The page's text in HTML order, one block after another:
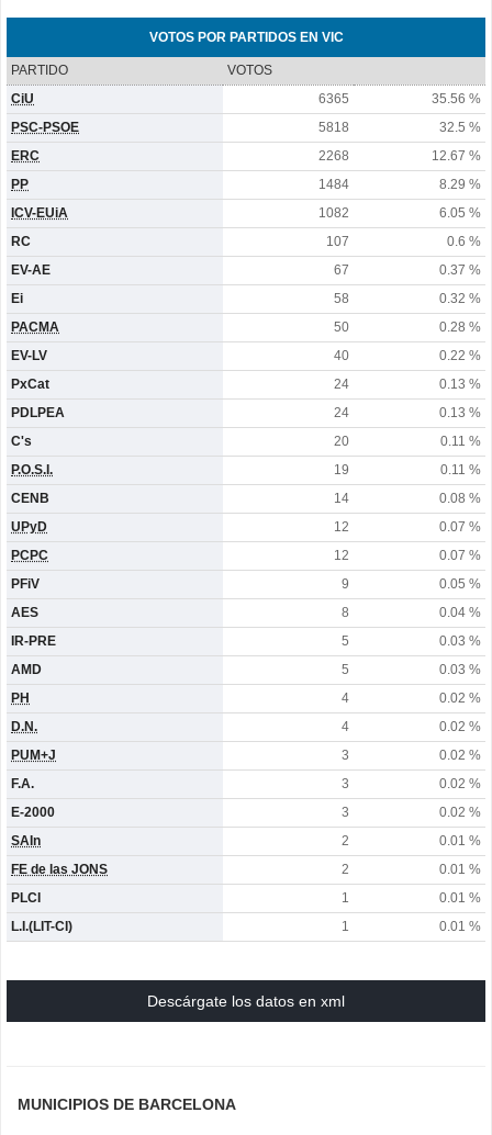
VOTOS POR PARTIDOS EN VIC
PARTIDO
VOTOS
CiU
6365
35.56 %
PSC-PSOE
5818
32.5 %
ERC
2268
12.67 %
PP
1484
8.29 %
ICV-EUiA
1082
6.05 %
RC
107
0.6 %
EV-AE
67
0.37 %
Ei
58
0.32 %
PACMA
50
0.28 %
EV-LV
40
0.22 %
PxCat
24
0.13 %
PDLPEA
24
0.13 %
C's
20
0.11 %
P.O.S.I.
19
0.11 %
CENB
14
0.08 %
UPyD
12
0.07 %
PCPC
12
0.07 %
PFiV
9
0.05 %
AES
8
0.04 %
IR-PRE
5
0.03 %
AMD
5
0.03 %
PH
4
0.02 %
D.N.
4
0.02 %
PUM+J
3
0.02 %
F.A.
3
0.02 %
E-2000
3
0.02 %
SAIn
2
0.01 %
FE de las JONS
2
0.01 %
PLCI
1
0.01 %
L.I.(LIT-CI)
1 0.01 %
Descárgate los datos en xml
MUNICIPIOS DE BARCELONA